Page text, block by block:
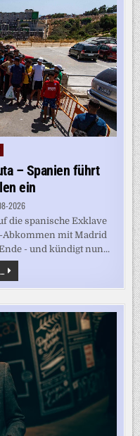
– Spanien führt
ein
2026
die spanische Exklave
Abkommen mit Madrid
- und kündigt nun...
STREIT
MIT
ITALIEN
CEUTA
–
SPANIEN
FÜHRT
GRENZKONTROLLEN
EIN